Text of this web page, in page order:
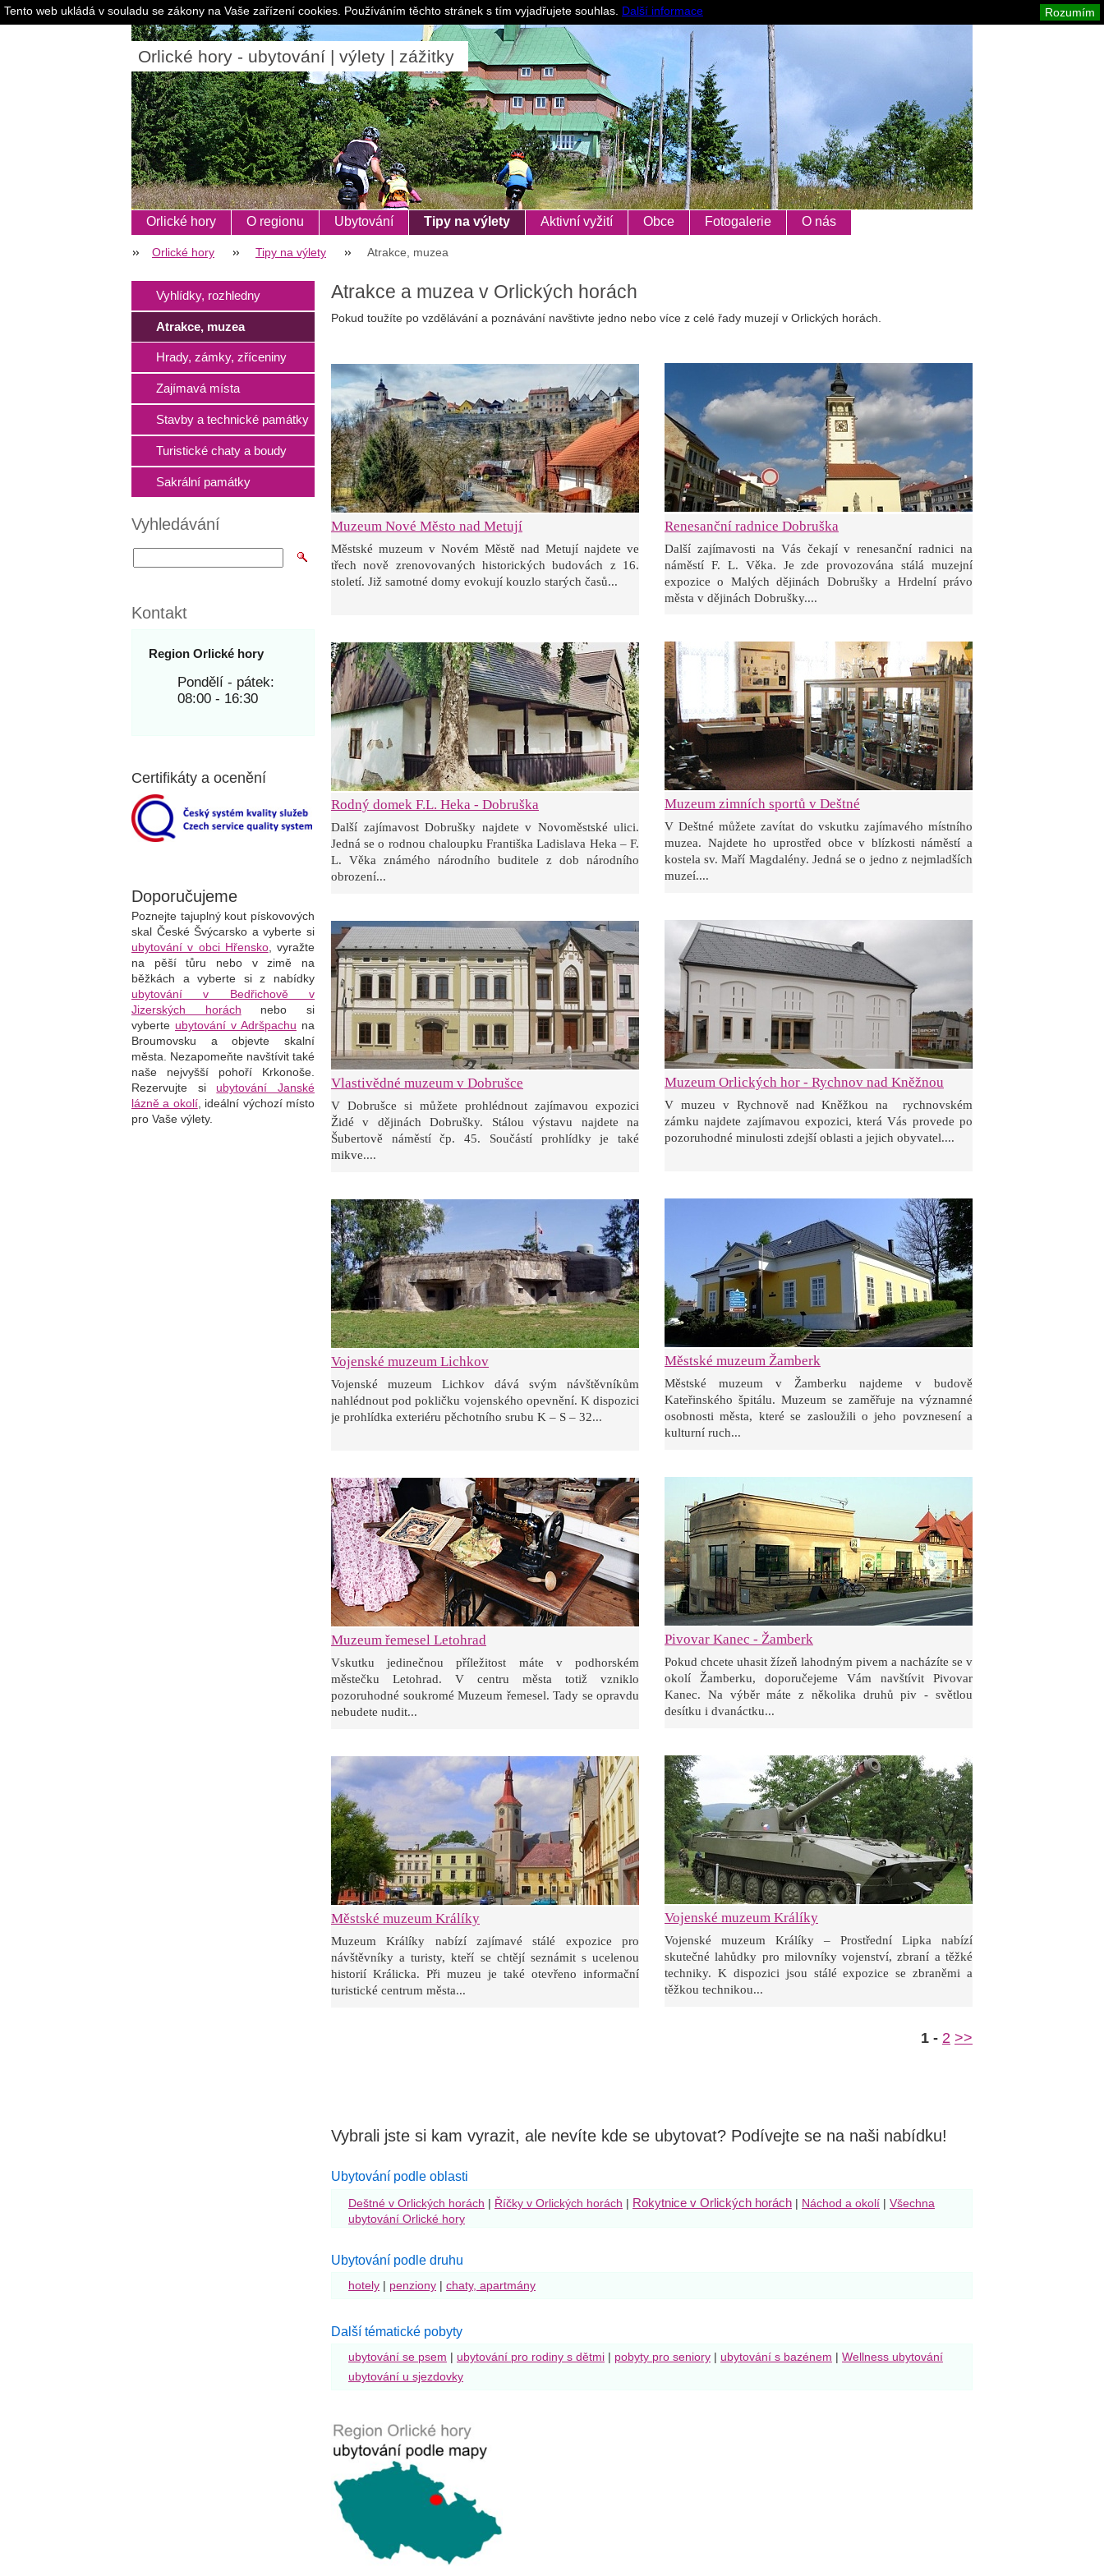
Orlické hory - ubytování | výlety | zážitky
Pro ubytovatele
Orlické hory O regionu Ubytování Tipy na výlety Aktivní vyžití Obce Fotogalerie O nás
Orlické hory Tipy na výlety Atrakce, muzea
Atrakce a muzea v Orlických horách
Pokud toužíte po vzdělávání a poznávání navštivte jedno nebo více z celé řady muzejí v Orlických horách.
Renesanční radnice Dobruška
Další zajímavosti na Vás čekají v renesanční radnici na
náměstí F. L. Věka. Je zde provozována stálá muzejní
expozice o Malých dějinách Dobrušky a Hrdelní právo
města v dějinách Dobrušky....
Muzeum zimních sportů v Deštné
V Deštné můžete zavítat do vskutku zajímavého místního
muzea. Najdete ho uprostřed obce v blízkosti náměstí a
kostela sv. Maří Magdalény. Jedná se o jedno z nejmladších
muzeí....
Muzeum Orlických hor - Rychnov nad Kněžnou
V muzeu v Rychnově nad Kněžkou na rychnovském
zámku najdete zajímavou expozici, která Vás provede po
pozoruhodné minulosti zdejší oblasti a jejich obyvatel....
Městské muzeum Žamberk
Městské muzeum v Žamberku najdeme v budově
Kateřinského špitálu. Muzeum se zaměřuje na významné
osobnosti města, které se zasloužili o jeho povznesení a
kulturní ruch...
Pivovar Kanec - Žamberk
Pokud chcete uhasit žízeň lahodným pivem a nacházíte se v
okolí Žamberku, doporučejeme Vám navštívit Pivovar
Kanec. Na výběr máte z několika druhů piv - světlou
desítku i dvanáctku...
Vojenské muzeum Králíky
Vojenské muzeum Králíky – Prostřední Lipka nabízí
skutečné lahůdky pro milovníky vojenství, zbraní a těžké
techniky. K dispozici jsou stálé expozice se zbraněmi a
těžkou technikou...
Muzeum Nové Město nad Metují
Městské muzeum v Novém Městě nad Metují najdete ve
třech nově zrenovovaných historických budovách z 16.
století. Již samotné domy evokují kouzlo starých časů...
Rodný domek F.L. Heka - Dobruška
Další zajímavost Dobrušky najdete v Novoměstské ulici.
Jedná se o rodnou chaloupku Františka Ladislava Heka – F.
L. Věka známého národního buditele z dob národního
obrození...
Vlastivědné muzeum v Dobrušce
V Dobrušce si můžete prohlédnout zajímavou expozici
Židé v dějinách Dobrušky. Stálou výstavu najdete na
Šubertově náměstí čp. 45. Součástí prohlídky je také
mikve....
Vojenské muzeum Lichkov
Vojenské muzeum Lichkov dává svým návštěvníkům
nahlédnout pod pokličku vojenského opevnění. K dispozici
je prohlídka exteriéru pěchotního srubu K – S – 32...
Muzeum řemesel Letohrad
Vskutku jedinečnou příležitost máte v podhorském
městečku Letohrad. V centru města totiž vzniklo
pozoruhodné soukromé Muzeum řemesel. Tady se opravdu
nebudete nudit...
Městské muzeum Králíky
Muzeum Králíky nabízí zajímavé stálé expozice pro
návštěvníky a turisty, kteří se chtějí seznámit s ucelenou
historií Králicka. Při muzeu je také otevřeno informační
turistické centrum města...
1 - 2 >>
Vybrali jste si kam vyrazit, ale nevíte kde se ubytovat? Podívejte se na naši nabídku!
Ubytování podle oblasti
Deštné v Orlických horách | Říčky v Orlických horách | Rokytnice v Orlických horách | Náchod a okolí | Všechna
ubytování Orlické hory
Ubytování podle druhu
hotely | penziony | chaty, apartmány
Další tématické pobyty
ubytování se psem | ubytování pro rodiny s dětmi | pobyty pro seniory | ubytování s bazénem | Wellness ubytování
ubytování u sjezdovky
Vyhlídky, rozhledny
Atrakce, muzea
Hrady, zámky, zříceniny
Zajímavá místa
Stavby a technické památky
Turistické chaty a boudy
Sakrální památky
Vyhledávání
Kontakt
Region Orlické hory
Pondělí - pátek:
08:00 - 16:30
Certifikáty a ocenění
Doporučujeme
Poznejte tajuplný kout pískovových
skal České Švýcarsko a vyberte si
ubytování v obci Hřensko, vyražte
na pěší tůru nebo v zimě na
běžkách a vyberte si z nabídky
ubytování v Bedřichově v
Jizerských horách nebo si
vyberte ubytování v Adršpachu na
Broumovsku a objevte skalní
města. Nezapomeňte navštívit také
naše nejvyšší pohoří Krkonoše.
Rezervujte si ubytování Janské
lázně a okolí, ideální výchozí místo
pro Vaše výlety.
Tento web ukládá v souladu se zákony na Vaše zařízení cookies. Používáním těchto stránek s tím vyjadřujete souhlas. Rozumím
Další informace